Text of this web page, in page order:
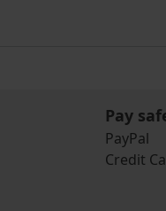
Pay
PayPal
Credit